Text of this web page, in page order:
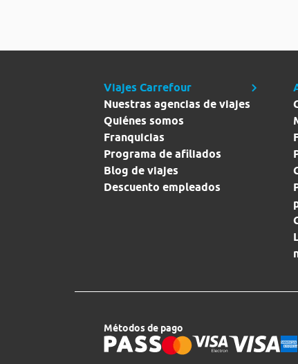
Viajes Carrefour
Nuestras agencias de viajes
Quiénes somos
Franquicias
Programa de afiliados
Blog de viajes
Descuento empleados
Métodos de pago